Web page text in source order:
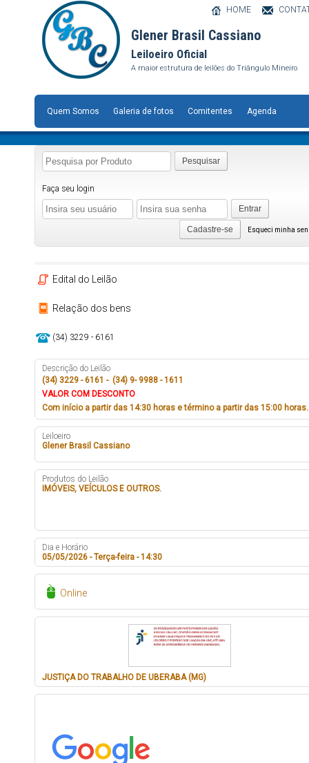
Glener Brasil Cassiano
Leiloeiro Oficial
A maior estrutura de leilões do Triângulo Mineiro
HOME
Quem Somos Galeria de fotos Comitentes Agenda
Pesquisar
Faça seu login
Entrar
Esqueci minha
Cadastre-se
Edital do Leilão
Relação dos bens
(34) 3229 - 6161
Descrição do Leilão
(34) 3229 - 6161 - (34) 9- 9988 - 1611
VALOR COM DESCONTO
Com início a partir das 14:30 horas e término a partir das 15:00 horas.
Leiloeiro
Glener Brasil Cassiano
Produtos do Leilão
IMÓVEIS, VEÍCULOS E OUTROS.
Dia e Horário
05/05/2026 - Terça-feira - 14:30
Online
JUSTIÇA DO TRABALHO DE UBERABA (MG)